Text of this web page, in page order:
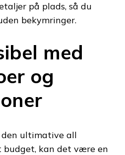
på plads, så du
bekymringer.
med
og
ultimative all
budget, kan det være en